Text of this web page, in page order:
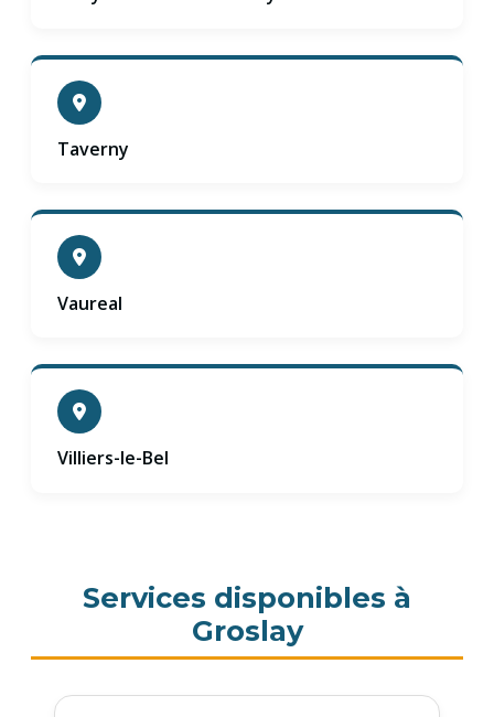
Taverny
Vaureal
Villiers-le-Bel
Services disponibles à
Groslay